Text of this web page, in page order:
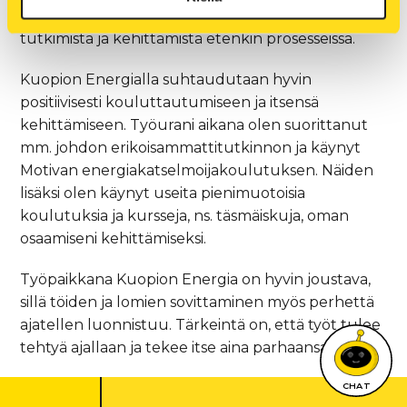
varsin mielenkiintoinen, koko ajan on jotain
tutkimista ja kehittämistä etenkin prosesseissa.
Kuopion Energialla suhtaudutaan hyvin
positiivisesti kouluttautumiseen ja itsensä
kehittämiseen. Työurani aikana olen suorittanut
mm. johdon erikoisammattitutkinnon ja käynyt
Motivan energiakatselmoijakoulutuksen. Näiden
lisäksi olen käynyt useita pienimuotoisia
koulutuksia ja kursseja, ns. täsmäiskuja, oman
osaamiseni kehittämiseksi.
Työpaikkana Kuopion Energia on hyvin joustava,
sillä töiden ja lomien sovittaminen myös perhettä
ajatellen luonnistuu. Tärkeintä on, että työt tulee
tehtyä ajallaan ja tekee itse aina parhaansa.
CHAT